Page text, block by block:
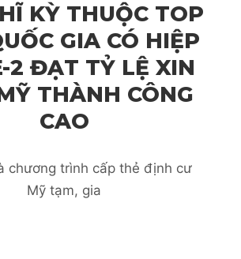
KỲ THUỘC TOP
GIA CÓ HIỆP
2 ĐẠT TỶ LỆ XIN
THÀNH CÔNG
CAO
chương trình cấp thẻ định cư
Mỹ tạm, gia